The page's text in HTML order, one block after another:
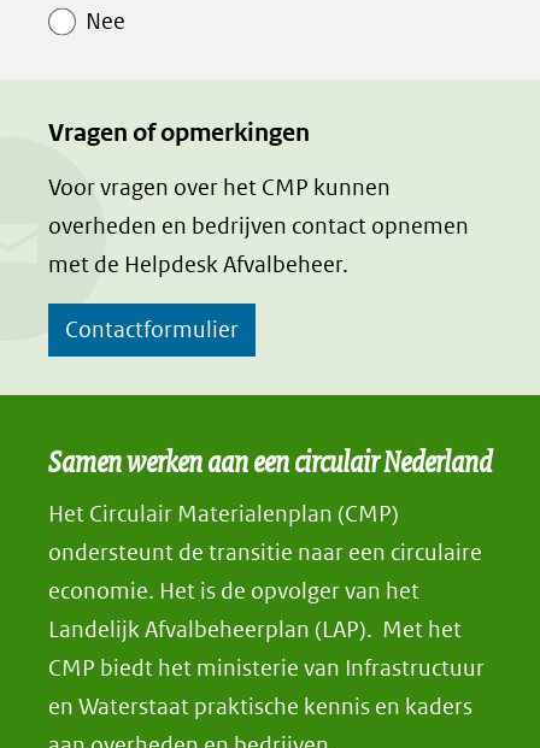
Nee
Vragen of opmerkingen
Voor vragen over het CMP kunnen
overheden en bedrijven contact opnemen
met de Helpdesk Afvalbeheer.
Contactformulier
Samen werken aan een circulair Nederland
Het Circulair Materialenplan (CMP)
ondersteunt de transitie naar een circulaire
economie. Het is de opvolger van het
Landelijk Afvalbeheerplan (LAP). Met het
CMP biedt het ministerie van Infrastructuur
en Waterstaat praktische kennis en kaders